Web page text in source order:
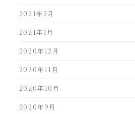
2021年2月
2021年1月
2020年12月
2020年11月
2020年10月
2020年9月